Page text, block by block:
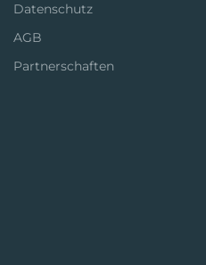
Datenschutz
AGB
Partnerschaften